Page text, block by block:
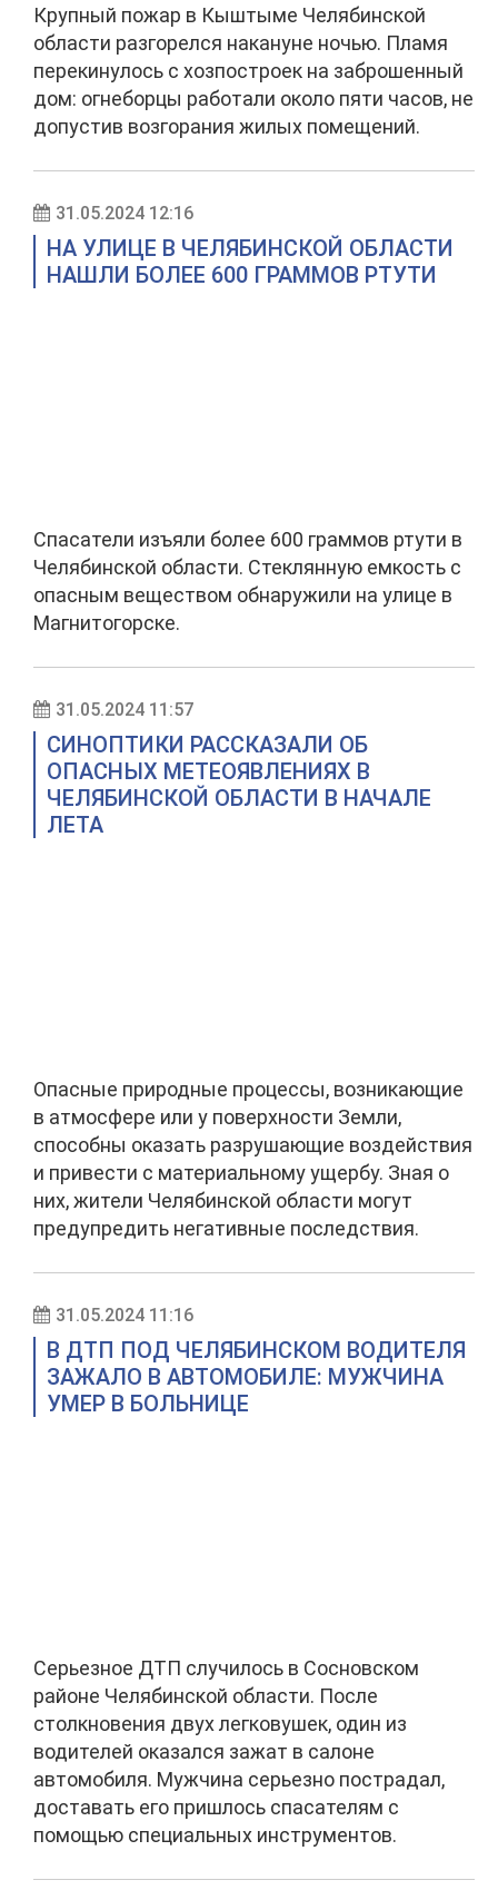
Крупный пожар в Кыштыме Челябинской
области разгорелся накануне ночью. Пламя
перекинулось с хозпостроек на заброшенный
дом: огнеборцы работали около пяти часов, не
допустив возгорания жилых помещений.
31.05.2024 12:16
НА УЛИЦЕ В ЧЕЛЯБИНСКОЙ ОБЛАСТИ
НАШЛИ БОЛЕЕ 600 ГРАММОВ РТУТИ
Спасатели изъяли более 600 граммов ртути в
Челябинской области. Стеклянную емкость с
опасным веществом обнаружили на улице в
Магнитогорске.
31.05.2024 11:57
СИНОПТИКИ РАССКАЗАЛИ ОБ
ОПАСНЫХ МЕТЕОЯВЛЕНИЯХ В
ЧЕЛЯБИНСКОЙ ОБЛАСТИ В НАЧАЛЕ
ЛЕТА
Опасные природные процессы, возникающие
в атмосфере или у поверхности Земли,
способны оказать разрушающие воздействия
и привести с материальному ущербу. Зная о
них, жители Челябинской области могут
предупредить негативные последствия.
31.05.2024 11:16
В ДТП ПОД ЧЕЛЯБИНСКОМ ВОДИТЕЛЯ
ЗАЖАЛО В АВТОМОБИЛЕ: МУЖЧИНА
УМЕР В БОЛЬНИЦЕ
Серьезное ДТП случилось в Сосновском
районе Челябинской области. После
столкновения двух легковушек, один из
водителей оказался зажат в салоне
автомобиля. Мужчина серьезно пострадал,
доставать его пришлось спасателям с
помощью специальных инструментов.